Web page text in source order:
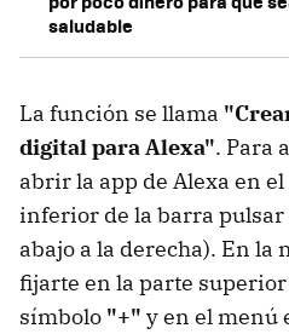
saludable
La función se llama
digital para Alexa". Para
abrir la app de Alexa en
inferior de la barra pulsar
abajo a la derecha). En la
fijarte en la parte
símbolo "+" y en el menú